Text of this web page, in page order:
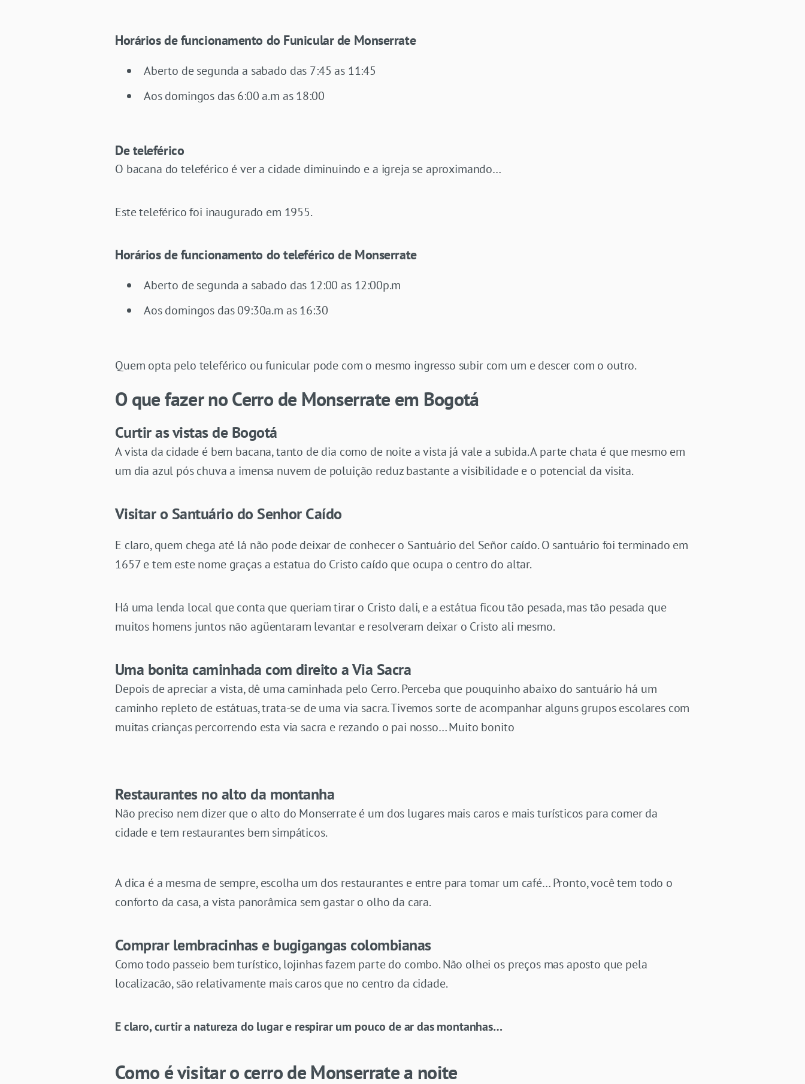
Horários de funcionamento do Funicular de Monserrate
Aberto de segunda a sabado das 7:45 as 11:45
Aos domingos das 6:00 a.m as 18:00
De teleférico
O bacana do teleférico é ver a cidade diminuindo e a igreja se aproximando…
Este teleférico foi inaugurado em 1955.
Horários de funcionamento do teleférico de Monserrate
Aberto de segunda a sabado das 12:00 as 12:00p.m
Aos domingos das 09:30a.m as 16:30
Quem opta pelo teleférico ou funicular pode com o mesmo ingresso subir com um e descer com o outro.
O que fazer no Cerro de Monserrate em Bogotá
Curtir as vistas de Bogotá
A vista da cidade é bem bacana, tanto de dia como de noite a vista já vale a subida. A parte chata é que mesmo em
um dia azul pós chuva a imensa nuvem de poluição reduz bastante a visibilidade e o potencial da visita.
Visitar o Santuário do Senhor Caído
E claro, quem chega até lá não pode deixar de conhecer o Santuário del Señor caído. O santuário foi terminado em
1657 e tem este nome graças a estatua do Cristo caído que ocupa o centro do altar.
Há uma lenda local que conta que queriam tirar o Cristo dali, e a estátua ficou tão pesada, mas tão pesada que
muitos homens juntos não agüentaram levantar e resolveram deixar o Cristo ali mesmo.
Uma bonita caminhada com direito a Via Sacra
Depois de apreciar a vista, dê uma caminhada pelo Cerro. Perceba que pouquinho abaixo do santuário há um
caminho repleto de estátuas, trata-se de uma via sacra. Tivemos sorte de acompanhar alguns grupos escolares com
muitas crianças percorrendo esta via sacra e rezando o pai nosso… Muito bonito
Restaurantes no alto da montanha
Não preciso nem dizer que o alto do Monserrate é um dos lugares mais caros e mais turísticos para comer da
cidade e tem restaurantes bem simpáticos.
A dica é a mesma de sempre, escolha um dos restaurantes e entre para tomar um café… Pronto, você tem todo o
conforto da casa, a vista panorâmica sem gastar o olho da cara.
Comprar lembracinhas e bugigangas colombianas
Como todo passeio bem turístico, lojinhas fazem parte do combo. Não olhei os preços mas aposto que pela
localizacão, são relativamente mais caros que no centro da cidade.
E claro, curtir a natureza do lugar e respirar um pouco de ar das montanhas…
Como é visitar o cerro de Monserrate a noite